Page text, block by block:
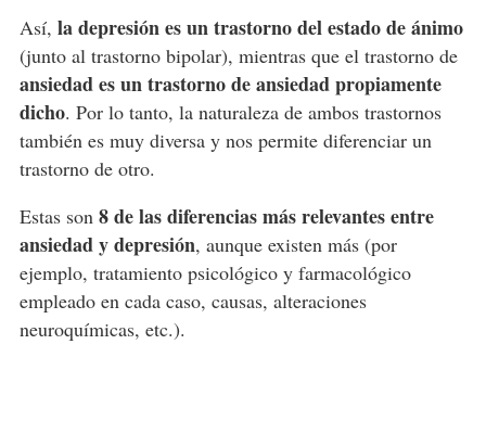
Así, la depresión es un trastorno del estado de ánimo
(junto al trastorno bipolar), mientras que el trastorno de
ansiedad es un trastorno de ansiedad propiamente
dicho. Por lo tanto, la naturaleza de ambos trastornos
también es muy diversa y nos permite diferenciar un
trastorno de otro.
Estas son8 de las diferencias más relevantes entre
ansiedad y depresión, aunque existen más (por
ejemplo, tratamiento psicológico y farmacológico
empleado en cada caso, causas, alteraciones
neuroquímicas, etc.).